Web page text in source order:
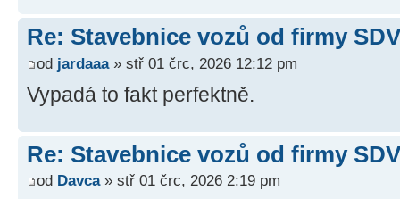
Re: Stavebnice vozů od firmy
od jardaaa» stř 01 črc, 2026 12:12 pm
Vypadá to fakt perfektně.
Re: Stavebnice vozů od firmy
od Davca» stř 01 črc, 2026 2:19 pm